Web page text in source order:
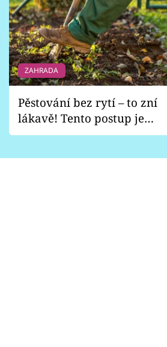
ZAHRADA
Pěstování bez rytí – to zní
lákavě! Tento postup je
vhodný jen pro některé